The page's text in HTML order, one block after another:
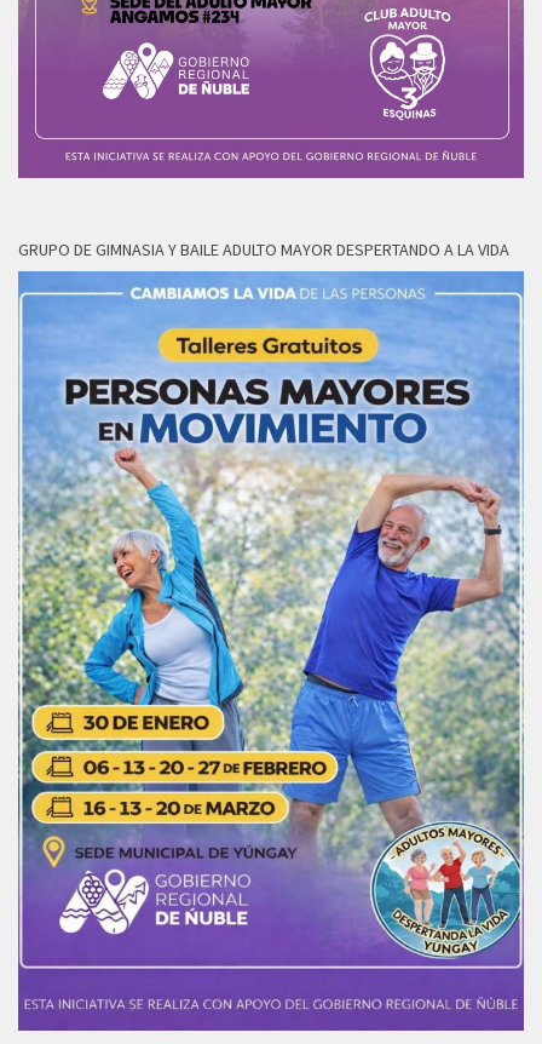
GRUPO DE GIMNASIA Y BAILE ADULTO MAYOR DESPERTANDO A LA VIDA